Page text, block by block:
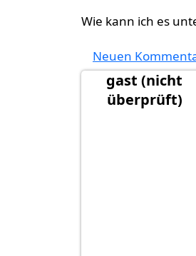
Wie kann ich es
Neuen
gast (nicht
überprüft)